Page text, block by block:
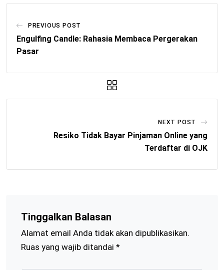
PREVIOUS POST
Engulfing Candle: Rahasia Membaca Pergerakan
Pasar
NEXT POST
Resiko Tidak Bayar Pinjaman Online yang
Terdaftar di OJK
Tinggalkan Balasan
Alamat email Anda tidak akan dipublikasikan.
Ruas yang wajib ditandai *